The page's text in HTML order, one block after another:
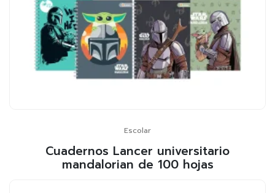
Escolar
Cuadernos Lancer universitario
mandalorian de 100 hojas